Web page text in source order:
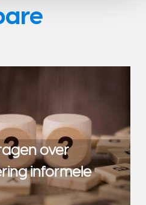
over
informele